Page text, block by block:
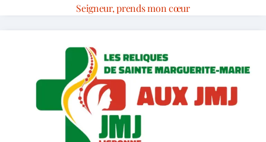
Seigneur, prends mon cœur